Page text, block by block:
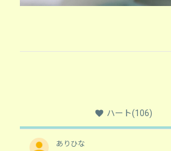
ハート(106)
ありひな